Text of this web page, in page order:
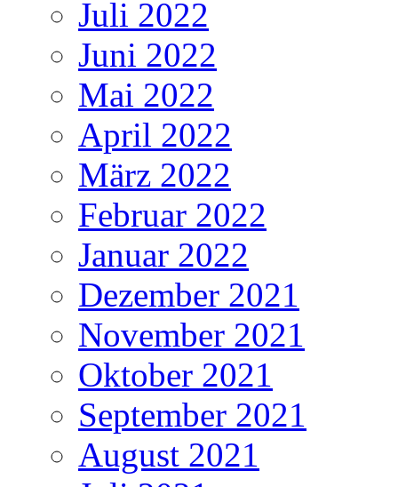
Juli 2022
Juni 2022
Mai 2022
April 2022
März 2022
Februar 2022
Januar 2022
Dezember 2021
November 2021
Oktober 2021
September 2021
August 2021